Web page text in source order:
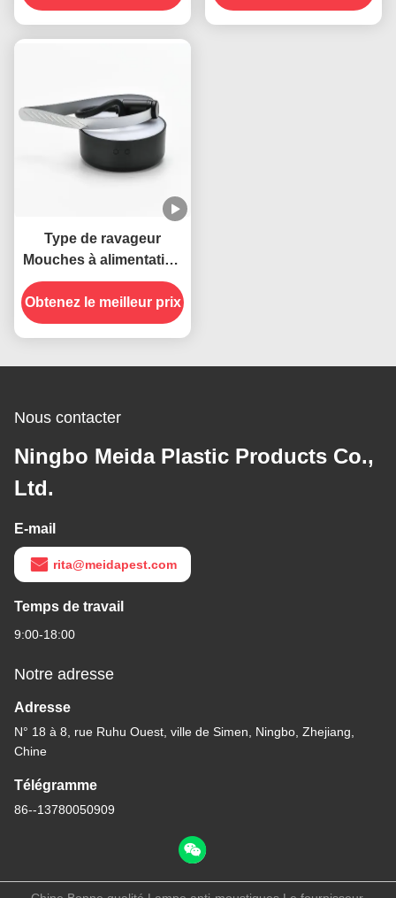
suspendus, le
les mouches à
Type de ravageur
Mouches à alimentation
USB Col pliable
suspendu Insectes
répulsif Ventilateur pour
Obtenez le meilleur prix
Nous contacter
Ningbo Meida Plastic Products Co.,
Ltd.
E-mail
rita@meidapest.com
Temps de travail
9:00-18:00
Notre adresse
Adresse
N° 18 à 8, rue Ruhu Ouest, ville de Simen, Ningbo, Zhejiang,
Chine
Télégramme
86--13780050909